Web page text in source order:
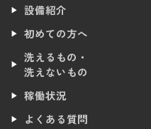
設備紹介
初めての方へ
洗えるもの・
洗えないもの
稼働状況
よくある質問